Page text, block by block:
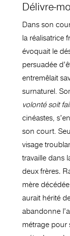
Délivre-
Dans son
la réalisatrice
évoquait le
persuadée
entremêlait
surnaturel.
volonté soit
cinéastes,
son court.
visage
travaille dans
deux frères.
mère
aurait hérité
abandonne
métrage pour